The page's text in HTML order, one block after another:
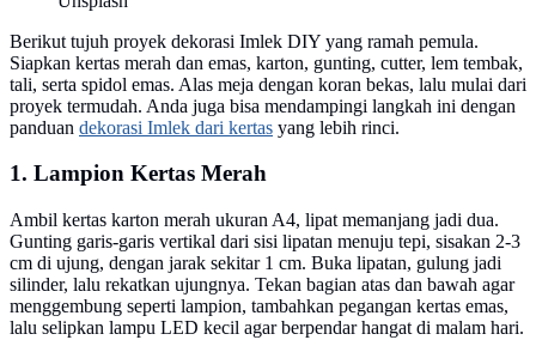
Berikut tujuh proyek dekorasi Imlek DIY yang ramah pemula.
Siapkan kertas merah dan emas, karton, gunting, cutter, lem tembak,
tali, serta spidol emas. Alas meja dengan koran bekas, lalu mulai dari
proyek termudah. Anda juga bisa mendampingi langkah ini dengan
panduan dekorasi Imlek dari kertas yang lebih rinci.
1. Lampion Kertas Merah
Ambil kertas karton merah ukuran A4, lipat memanjang jadi dua.
Gunting garis-garis vertikal dari sisi lipatan menuju tepi, sisakan 2-3
cm di ujung, dengan jarak sekitar 1 cm. Buka lipatan, gulung jadi
silinder, lalu rekatkan ujungnya. Tekan bagian atas dan bawah agar
menggembung seperti lampion, tambahkan pegangan kertas emas,
lalu selipkan lampu LED kecil agar berpendar hangat di malam hari.